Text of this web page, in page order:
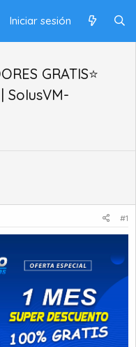
Iniciar sesión
GRATIS⭐
SolusVM-
#1